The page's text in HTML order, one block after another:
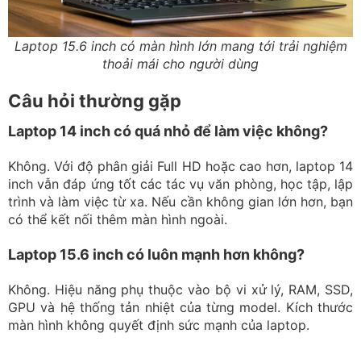
Laptop 15.6 inch có màn hình lớn mang tới trải nghiệm
thoải mái cho người dùng
Câu hỏi thường gặp
Laptop 14 inch có quá nhỏ để làm việc không?
Không. Với độ phân giải Full HD hoặc cao hơn, laptop 14
inch vẫn đáp ứng tốt các tác vụ văn phòng, học tập, lập
trình và làm việc từ xa. Nếu cần không gian lớn hơn, bạn
có thể kết nối thêm màn hình ngoài.
Laptop 15.6 inch có luôn mạnh hơn không?
Không. Hiệu năng phụ thuộc vào bộ vi xử lý, RAM, SSD,
GPU và hệ thống tản nhiệt của từng model. Kích thước
màn hình không quyết định sức mạnh của laptop.